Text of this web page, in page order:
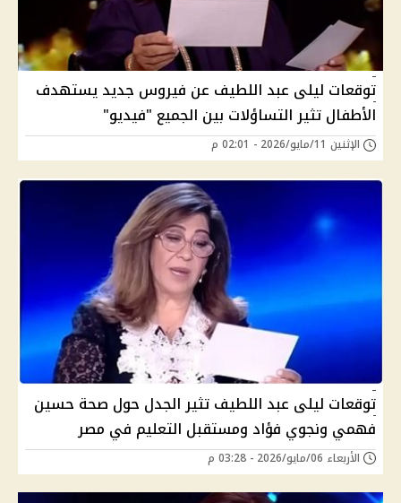
توقعات ليلى عبد اللطيف عن فيروس جديد يستهدف
الأطفال تثير التساؤﻻت بين الجميع "فيديو"
الإثنين 11/مايو/2026 - 02:01 م
توقعات ليلى عبد اللطيف تثير الجدل حول صحة حسين
فهمي ونجوي فؤاد ومستقبل التعليم في مصر
الأربعاء 06/مايو/2026 - 03:28 م